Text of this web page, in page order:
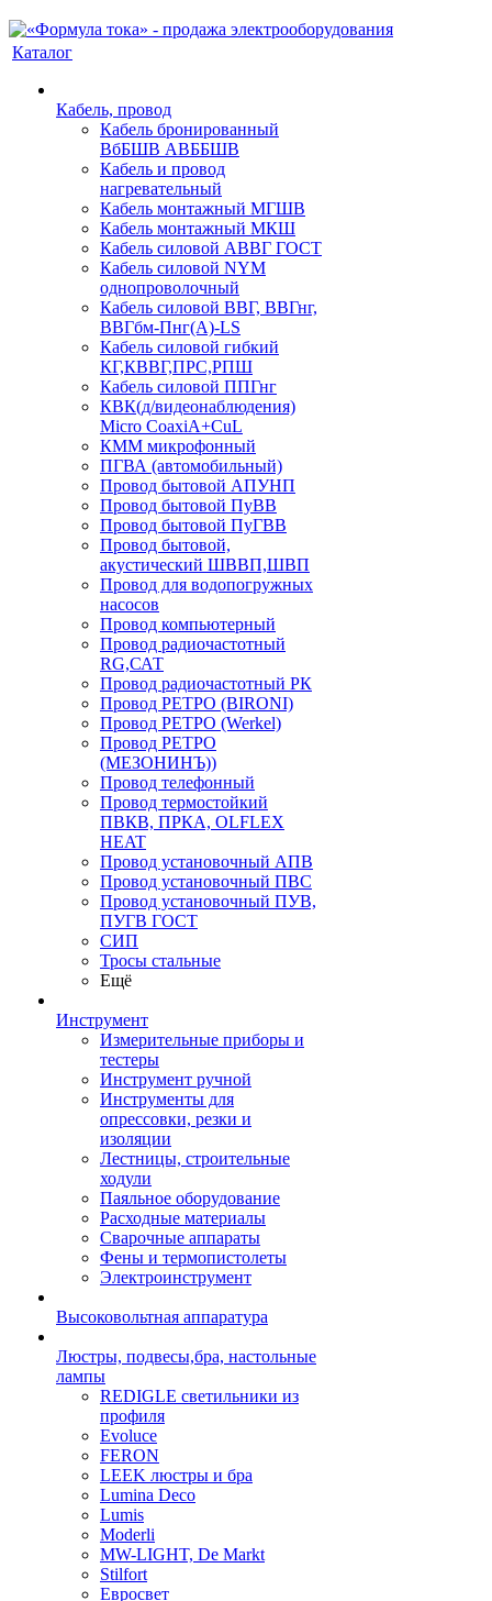
Каталог
Кабель, провод
Кабель бронированный
ВбБШВ АВББШВ
Кабель и провод
нагревательный
Кабель монтажный МГШВ
Кабель монтажный МКШ
Кабель силовой АВВГ ГОСТ
Кабель силовой NYM
однопроволочный
Кабель силовой ВВГ, ВВГнг,
ВВГбм-Пнг(А)-LS
Кабель силовой гибкий
КГ,КВВГ,ПРС,РПШ
Кабель силовой ППГнг
КВК(д/видеонаблюдения)
Micro CoaxiA+CuL
КММ микрофонный
ПГВА (автомобильный)
Провод бытовой АПУНП
Провод бытовой ПуВВ
Провод бытовой ПуГВВ
Провод бытовой,
акустический ШВВП,ШВП
Провод для водопогружных
насосов
Провод компьютерный
Провод радиочастотный
RG,САТ
Провод радиочастотный РК
Провод РЕТРО (BIRONI)
Провод РЕТРО (Werkel)
Провод РЕТРО
(МЕЗОНИНЪ))
Провод телефонный
Провод термостойкий
ПВКВ, ПРКА, OLFLEX
HEAT
Провод установочный АПВ
Провод установочный ПВС
Провод установочный ПУВ,
ПУГВ ГОСТ
СИП
Тросы стальные
Ещё
Инструмент
Измерительные приборы и
тестеры
Инструмент ручной
Инструменты для
опрессовки, резки и
изоляции
Лестницы, строительные
ходули
Паяльное оборудование
Расходные материалы
Сварочные аппараты
Фены и термопистолеты
Электроинструмент
Высоковольтная аппаратура
Люстры, подвесы,бра, настольные
лампы
REDIGLE светильники из
профиля
Evoluce
FERON
LEEK люстры и бра
Lumina Deco
Lumis
Moderli
MW-LIGHT, De Markt
Stilfort
Евросвет